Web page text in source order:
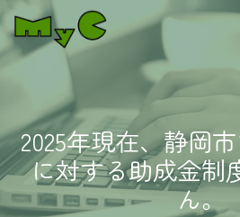
2025年現在、静岡
に対する助成金制
ん。